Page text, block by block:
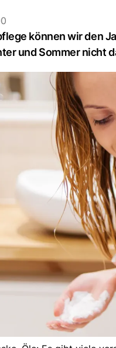
können wir den
und Sommer nicht